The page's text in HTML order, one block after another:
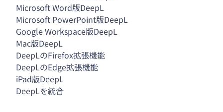
Microsoft Word版DeepL
Microsoft PowerPoint版DeepL
Google Workspace版DeepL
Mac版DeepL
DeepLのFirefox拡張機能
DeepLのEdge拡張機能
iPad版DeepL
DeepLを統合